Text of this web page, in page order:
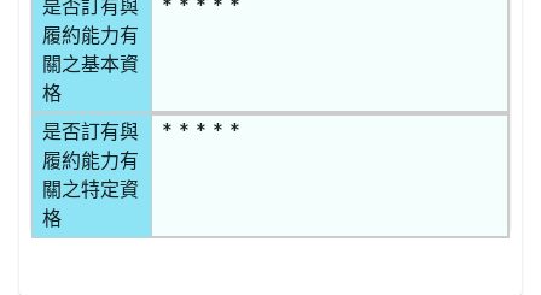
是否訂有與
履約能力有
關之基本資
格
是否訂有與
履約能力有
關之特定資
格
* * * * *